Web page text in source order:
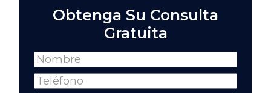
Obtenga Su Consulta
Gratuita
Name(Required)
Full
Name
Phone(Required)